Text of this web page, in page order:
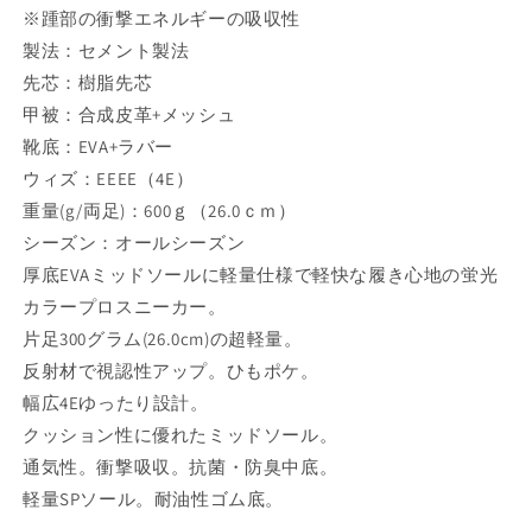
※踵部の衝撃エネルギーの吸収性
製法：セメント製法
先芯：樹脂先芯
甲被：合成皮革+メッシュ
靴底：EVA+ラバー
ウィズ：EEEE（4E）
重量(g/両足)：600ｇ（26.0ｃｍ）
シーズン：オールシーズン
厚底EVAミッドソールに軽量仕様で軽快な履き心地の蛍光
カラープロスニーカー。
片足300グラム(26.0cm)の超軽量。
反射材で視認性アップ。ひもポケ。
幅広4Eゆったり設計。
クッション性に優れたミッドソール。
通気性。衝撃吸収。抗菌・防臭中底。
軽量SPソール。耐油性ゴム底。